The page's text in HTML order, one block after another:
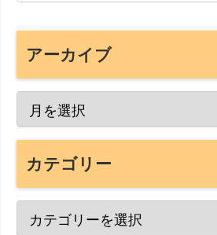
アーカイブ
カテゴリー